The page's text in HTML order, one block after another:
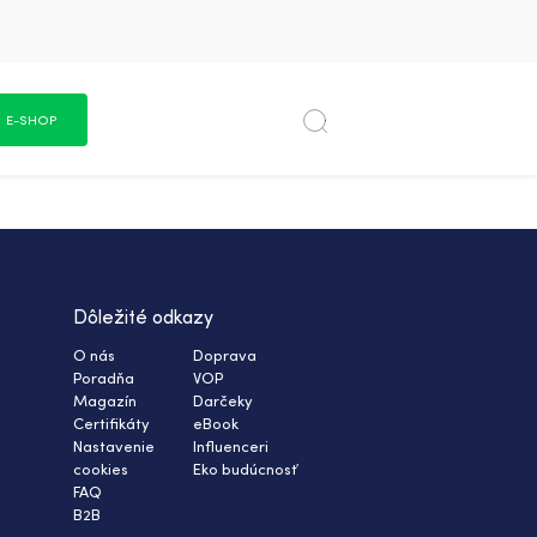
E-SHOP
Dôležité odkazy
O nás
Poradňa
Magazín
Certifikáty
Nastavenie
cookies
FAQ
B2B
Doprava
VOP
Darčeky
eBook
Influenceri
Eko budúcnosť